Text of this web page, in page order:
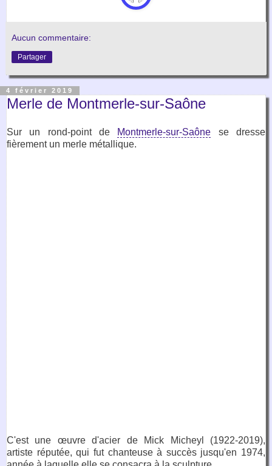
Aucun commentaire:
Partager
4 février 2019
Merle de Montmerle-sur-Saône
Sur un rond-point de Montmerle-sur-Saône se dresse
fièrement un merle métallique.
C'est une œuvre d'acier de Mick Micheyl (1922-2019),
artiste réputée, qui fut chanteuse à succès jusqu'en 1974,